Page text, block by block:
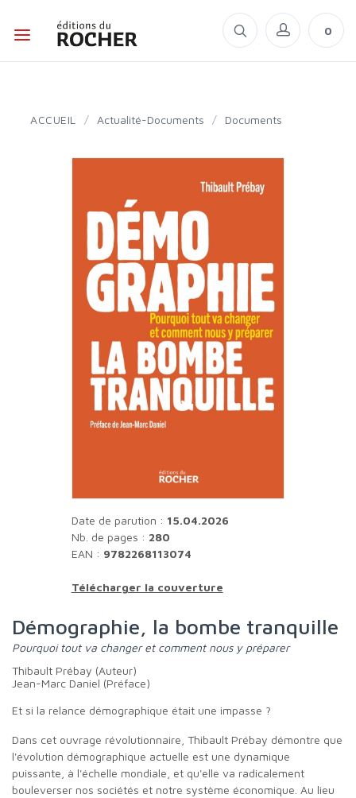
0
ACCUEIL / Actualité-Documents / Documents
Date de parution : 15.04.2026
Nb. de pages : 280
EAN : 9782268113074
Télécharger la couverture
Démographie, la bombe tranquille
Pourquoi tout va changer et comment nous y préparer
Thibault Prébay (Auteur)
Jean-Marc Daniel (Préface)
Et si la relance démographique était une impasse ?
Dans cet ouvrage révolutionnaire, Thibault Prébay démontre que
l'évolution démographique actuelle est une dynamique
puissante, à l'échelle mondiale, et qu'elle va radicalement
bouleverser nos sociétés et notre système économique. Au lieu